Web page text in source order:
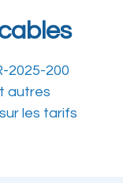
2025-200
autres
les tarifs